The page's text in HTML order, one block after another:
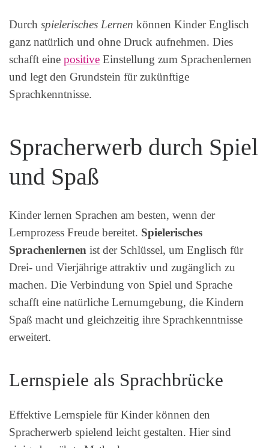
Durch spielerisches Lernen können Kinder Englisch
ganz natürlich und ohne Druck aufnehmen. Dies
schafft eine positive Einstellung zum Sprachenlernen
und legt den Grundstein für zukünftige
Sprachkenntnisse.
Spracherwerb durch Spiel
und Spaß
Kinder lernen Sprachen am besten, wenn der
Lernprozess Freude bereitet. Spielerisches
Sprachenlernen ist der Schlüssel, um Englisch für
Drei- und Vierjährige attraktiv und zugänglich zu
machen. Die Verbindung von Spiel und Sprache
schafft eine natürliche Lernumgebung, die Kindern
Spaß macht und gleichzeitig ihre Sprachkenntnisse
erweitert.
Lernspiele als Sprachbrücke
Effektive Lernspiele für Kinder können den
Spracherwerb spielend leicht gestalten. Hier sind